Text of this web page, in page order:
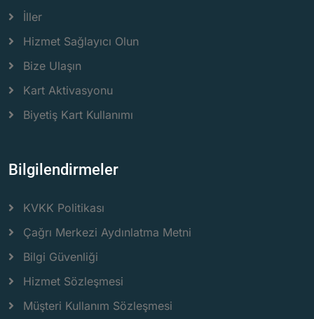
İller
Hizmet Sağlayıcı Olun
Bize Ulaşın
Kart Aktivasyonu
Biyetiş Kart Kullanımı
Bilgilendirmeler
KVKK Politikası
Çağrı Merkezi Aydınlatma Metni
Bilgi Güvenliği
Hizmet Sözleşmesi
Müşteri Kullanım Sözleşmesi